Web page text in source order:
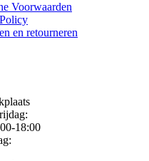
Voorwaarden
en retourneren
18:00